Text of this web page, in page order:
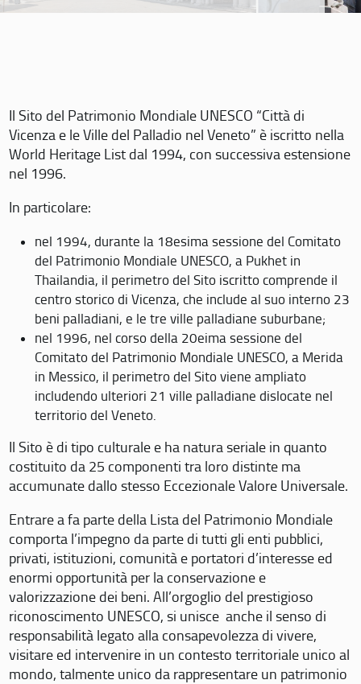
Il Sito del Patrimonio Mondiale UNESCO “Città di
Vicenza e le Ville del Palladio nel Veneto” è iscritto nella
World Heritage List dal 1994, con successiva estensione
nel 1996.
In particolare:
nel 1994, durante la 18esima sessione del Comitato
del Patrimonio Mondiale UNESCO, a Pukhet in
Thailandia, il perimetro del Sito iscritto comprende il
centro storico di Vicenza, che include al suo interno 23
beni palladiani, e le tre ville palladiane suburbane;
nel 1996, nel corso della 20eima sessione del
Comitato del Patrimonio Mondiale UNESCO, a Merida
in Messico, il perimetro del Sito viene ampliato
includendo ulteriori 21 ville palladiane dislocate nel
territorio del Veneto.
Il Sito è di tipo culturale e ha natura seriale in quanto
costituito da 25 componenti tra loro distinte ma
accumunate dallo stesso Eccezionale Valore Universale.
Entrare a fa parte della Lista del Patrimonio Mondiale
comporta l’impegno da parte di tutti gli enti pubblici,
privati, istituzioni, comunità e portatori d’interesse ed
enormi opportunità per la conservazione e
valorizzazione dei beni. All’orgoglio del prestigioso
riconoscimento UNESCO, si unisce anche il senso di
responsabilità legato alla consapevolezza di vivere,
visitare ed intervenire in un contesto territoriale unico al
mondo, talmente unico da rappresentare un patrimonio